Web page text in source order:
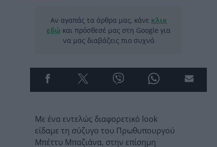
Αν αγαπάς τα άρθρα μας, κάνε κλικ
εδώ και πρόσθεσέ μας στη Google για
να μας διαβάζεις πιο συχνά
Με ένα εντελώς διαφορετικό look
είδαμε τη σύζυγο του Πρωθυπουργού
Μπέττυ Μπαζιάνα, στην επίσημη